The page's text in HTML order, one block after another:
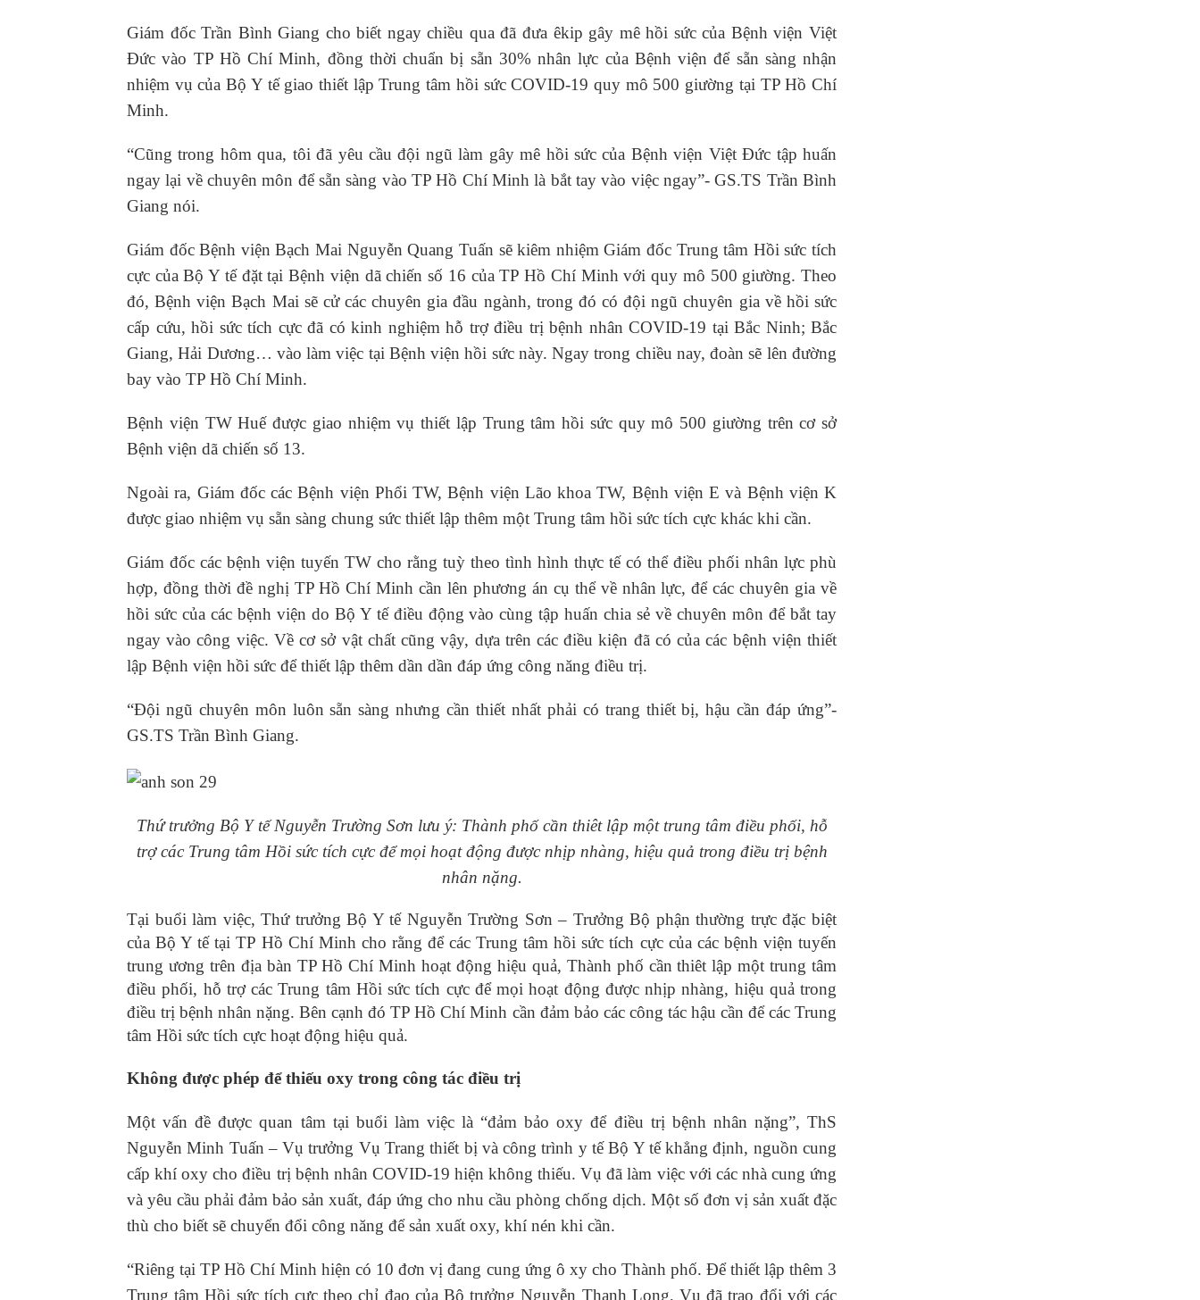
Giám đốc Trần Bình Giang cho biết ngay chiều qua đã đưa êkip gây mê hồi sức của Bệnh viện Việt
Đức vào TP Hồ Chí Minh, đồng thời chuẩn bị sẵn 30% nhân lực của Bệnh viện để sẵn sàng nhận
nhiệm vụ của Bộ Y tế giao thiết lập Trung tâm hồi sức COVID-19 quy mô 500 giường tại TP Hồ Chí
Minh.
“Cũng trong hôm qua, tôi đã yêu cầu đội ngũ làm gây mê hồi sức của Bệnh viện Việt Đức tập huấn
ngay lại về chuyên môn để sẵn sàng vào TP Hồ Chí Minh là bắt tay vào việc ngay”- GS.TS Trần Bình
Giang nói.
Giám đốc Bệnh viện Bạch Mai Nguyễn Quang Tuấn sẽ kiêm nhiệm Giám đốc Trung tâm Hồi sức tích
cực của Bộ Y tế đặt tại Bệnh viện dã chiến số 16 của TP Hồ Chí Minh với quy mô 500 giường. Theo
đó, Bệnh viện Bạch Mai sẽ cử các chuyên gia đầu ngành, trong đó có đội ngũ chuyên gia về hồi sức
cấp cứu, hồi sức tích cực đã có kinh nghiệm hỗ trợ điều trị bệnh nhân COVID-19 tại Bắc Ninh; Bắc
Giang, Hải Dương… vào làm việc tại Bệnh viện hồi sức này. Ngay trong chiều nay, đoàn sẽ lên đường
bay vào TP Hồ Chí Minh.
Bệnh viện TW Huế được giao nhiệm vụ thiết lập Trung tâm hồi sức quy mô 500 giường trên cơ sở
Bệnh viện dã chiến số 13.
Ngoài ra, Giám đốc các Bệnh viện Phổi TW, Bệnh viện Lão khoa TW, Bệnh viện E và Bệnh viện K
được giao nhiệm vụ sẵn sàng chung sức thiết lập thêm một Trung tâm hồi sức tích cực khác khi cần.
Giám đốc các bệnh viện tuyến TW cho rằng tuỳ theo tình hình thực tế có thể điều phối nhân lực phù
hợp, đồng thời đề nghị TP Hồ Chí Minh cần lên phương án cụ thể về nhân lực, để các chuyên gia về
hồi sức của các bệnh viện do Bộ Y tế điều động vào cùng tập huấn chia sẻ về chuyên môn để bắt tay
ngay vào công việc. Về cơ sở vật chất cũng vậy, dựa trên các điều kiện đã có của các bệnh viện thiết
lập Bệnh viện hồi sức để thiết lập thêm dần dần đáp ứng công năng điều trị.
“Đội ngũ chuyên môn luôn sẵn sàng nhưng cần thiết nhất phải có trang thiết bị, hậu cần đáp ứng”-
GS.TS Trần Bình Giang.
Thứ trưởng Bộ Y tế Nguyễn Trường Sơn lưu ý: Thành phố cần thiêt lập một trung tâm điều phối, hỗ
trợ các Trung tâm Hồi sức tích cực để mọi hoạt động được nhịp nhàng, hiệu quả trong điều trị bệnh
nhân nặng.
Tại buổi làm việc, Thứ trưởng Bộ Y tế Nguyễn Trường Sơn – Trưởng Bộ phận thường trực đặc biệt
của Bộ Y tế tại TP Hồ Chí Minh cho rằng để các Trung tâm hồi sức tích cực của các bệnh viện tuyến
trung ương trên địa bàn TP Hồ Chí Minh hoạt động hiệu quả, Thành phố cần thiêt lập một trung tâm
điều phối, hỗ trợ các Trung tâm Hồi sức tích cực để mọi hoạt động được nhịp nhàng, hiệu quả trong
điều trị bệnh nhân nặng. Bên cạnh đó TP Hồ Chí Minh cần đảm bảo các công tác hậu cần để các Trung
tâm Hồi sức tích cực hoạt động hiệu quả.
Không được phép để thiếu oxy trong công tác điều trị
Một vấn đề được quan tâm tại buổi làm việc là “đảm bảo oxy để điều trị bệnh nhân nặng”, ThS
Nguyễn Minh Tuấn – Vụ trưởng Vụ Trang thiết bị và công trình y tế Bộ Y tế khẳng định, nguồn cung
cấp khí oxy cho điều trị bệnh nhân COVID-19 hiện không thiếu. Vụ đã làm việc với các nhà cung ứng
và yêu cầu phải đảm bảo sản xuất, đáp ứng cho nhu cầu phòng chống dịch. Một số đơn vị sản xuất đặc
thù cho biết sẽ chuyển đổi công năng để sản xuất oxy, khí nén khi cần.
“Riêng tại TP Hồ Chí Minh hiện có 10 đơn vị đang cung ứng ô xy cho Thành phố. Để thiết lập thêm 3
Trung tâm Hồi sức tích cực theo chỉ đạo của Bộ trưởng Nguyễn Thanh Long, Vụ đã trao đổi với các